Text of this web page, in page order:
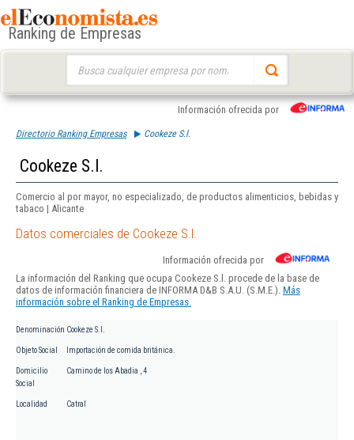
Ranking de Empresas
Información ofrecida por
Directorio Ranking Empresas Cookeze S.l.
Cookeze S.l.
Comercio al por mayor, no especializado, de productos alimenticios, bebidas y
tabaco | Alicante
Datos comerciales de Cookeze S.l.
Información ofrecida por
La información del Ranking que ocupa Cookeze S.l. procede de la base de
datos de información financiera de INFORMA D&B S.A.U. (S.M.E.). Más
información sobre el Ranking de Empresas.
Denominación Cookeze S.l.
Objeto Social Importación de comida británica.
Domicilio
Social
Camino de los Abadia , 4
Localidad Catral